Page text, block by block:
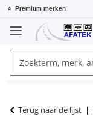
⭐ Premium merken
Terug naar de lijst